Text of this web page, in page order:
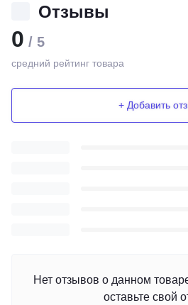
Отзывы
0 / 5
средний рейтинг товара
+ Добавить
Нет отзывов о данном
оставьте свой